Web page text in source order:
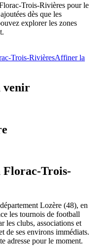
Trois-Rivières pour le
dès que les
explorer les zones
Trois-RivièresAffiner la
venir
Florac-Trois-
Lozère (48), en
les tournois de football
les clubs, associations et
de ses environs immédiats.
adresse pour le moment.